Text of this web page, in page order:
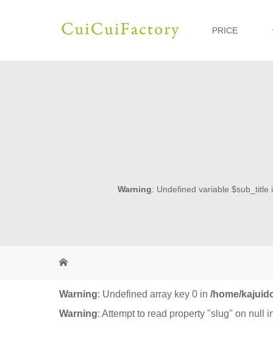
PRICE
Warning: Undefined variable $sub_title
Warning: Undefined array key 0 in /home/
Warning: Attempt to read property "slug" on null